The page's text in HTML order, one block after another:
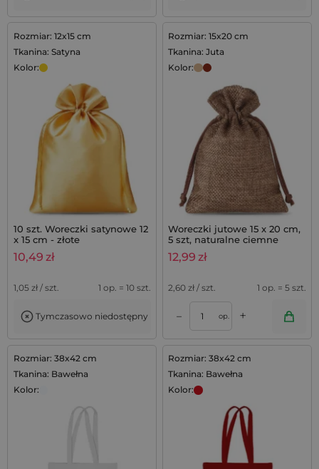
Rozmiar: 12x15 cm
Tkanina: Satyna
Kolor:
10 szt. Woreczki satynowe 12
x 15 cm - złote
10,49 zł
1,05 zł / szt. 1 op. = 10 szt.
Tymczasowo niedostępny
Rozmiar: 15x20 cm
Tkanina: Juta
Kolor:
Woreczki jutowe 15 x 20 cm,
5 szt, naturalne ciemne
12,99 zł
2,60 zł / szt. 1 op. = 5 szt.
– op. +
Rozmiar: 38x42 cm
Tkanina: Bawełna
Kolor:
Rozmiar: 38x42 cm
Tkanina: Bawełna
Kolor: